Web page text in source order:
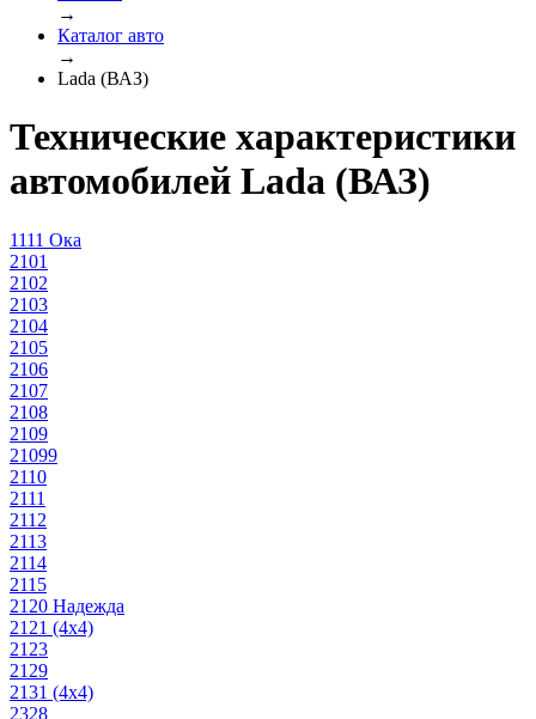
→
Каталог авто
→
Lada (ВАЗ)
Технические характеристики
автомобилей Lada (ВАЗ)
1111 Ока
2101
2102
2103
2104
2105
2106
2107
2108
2109
21099
2110
2111
2112
2113
2114
2115
2120 Надежда
2121 (4x4)
2123
2129
2131 (4x4)
2328